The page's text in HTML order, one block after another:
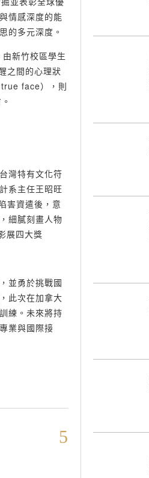
情感深度的能
的多元深度。
新竹校區學生
之間的心理狀
true face），則
灣特有文化符
系主任王昭旺
害資遣後，意
細膩刻畫人物
並勇於挑戰國
此次在加拿大
練。未來將持
業與國際接